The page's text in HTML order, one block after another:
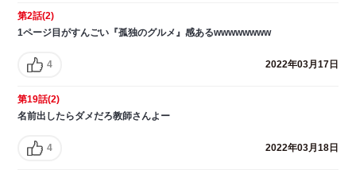
第2話(2)
1ページ目がすんごい『孤独のグルメ』感あるwwwwwwww
4 2022年03月17日
第19話(2)
名前出したらダメだろ教師さんよー
4 2022年03月18日